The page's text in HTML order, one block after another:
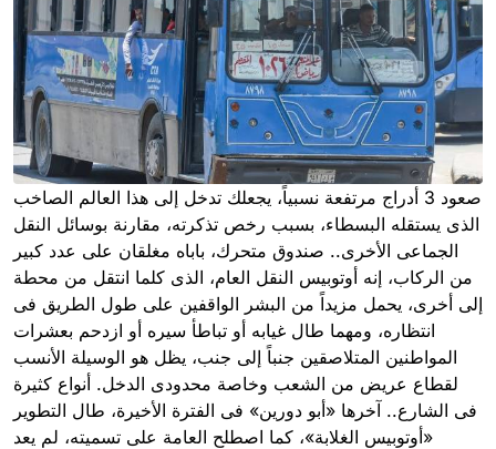
صعود 3 أدراج مرتفعة نسبياً، يجعلك تدخل إلى هذا العالم الصاخب
الذى يستقله البسطاء، بسبب رخص تذكرته، مقارنة بوسائل النقل
الجماعى الأخرى.. صندوق متحرك، باباه مغلقان على عدد كبير
من الركاب، إنه أوتوبيس النقل العام، الذى كلما انتقل من محطة
إلى أخرى، يحمل مزيداً من البشر الواقفين على طول الطريق فى
انتظاره، ومهما طال غيابه أو تباطأ سيره أو ازدحم بعشرات
المواطنين المتلاصقين جنباً إلى جنب، يظل هو الوسيلة الأنسب
لقطاع عريض من الشعب وخاصة محدودى الدخل. أنواع كثيرة
فى الشارع.. آخرها «أبو دورين» فى الفترة الأخيرة، طال التطوير
«أوتوبيس الغلابة»، كما اصطلح العامة على تسميته، لم يعد